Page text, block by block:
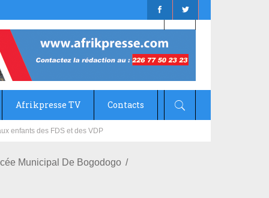
Afrikpresse TV Contacts
Municipal De Bogodogo